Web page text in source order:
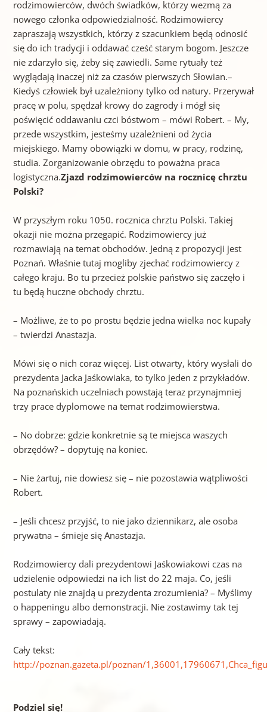
rodzimowierców, dwóch świadków, którzy wezmą za
nowego członka odpowiedzialność. Rodzimowiercy
zapraszają wszystkich, którzy z szacunkiem będą odnosić
się do ich tradycji i oddawać cześć starym bogom. Jeszcze
nie zdarzyło się, żeby się zawiedli. Same rytuały też
wyglądają inaczej niż za czasów pierwszych Słowian.–
Kiedyś człowiek był uzależniony tylko od natury. Przerywał
pracę w polu, spędzał krowy do zagrody i mógł się
poświęcić oddawaniu czci bóstwom – mówi Robert. – My,
przede wszystkim, jesteśmy uzależnieni od życia
miejskiego. Mamy obowiązki w domu, w pracy, rodzinę,
studia. Zorganizowanie obrzędu to poważna praca
logistyczna.Zjazd rodzimowierców na rocznicę chrztu
Polski?
W przyszłym roku 1050. rocznica chrztu Polski. Takiej
okazji nie można przegapić. Rodzimowiercy już
rozmawiają na temat obchodów. Jedną z propozycji jest
Poznań. Właśnie tutaj mogliby zjechać rodzimowiercy z
całego kraju. Bo tu przecież polskie państwo się zaczęło i
tu będą huczne obchody chrztu.
– Możliwe, że to po prostu będzie jedna wielka noc kupały
– twierdzi Anastazja.
Mówi się o nich coraz więcej. List otwarty, który wysłali do
prezydenta Jacka Jaśkowiaka, to tylko jeden z przykładów.
Na poznańskich uczelniach powstają teraz przynajmniej
trzy prace dyplomowe na temat rodzimowierstwa.
– No dobrze: gdzie konkretnie są te miejsca waszych
obrzędów? – dopytuję na koniec.
– Nie żartuj, nie dowiesz się – nie pozostawia wątpliwości
Robert.
– Jeśli chcesz przyjść, to nie jako dziennikarz, ale osoba
prywatna – śmieje się Anastazja.
Rodzimowiercy dali prezydentowi Jaśkowiakowi czas na
udzielenie odpowiedzi na ich list do 22 maja. Co, jeśli
postulaty nie znajdą u prezydenta zrozumienia? – Myślimy
o happeningu albo demonstracji. Nie zostawimy tak tej
sprawy – zapowiadają.
Cały tekst:
http://poznan.gazeta.pl/poznan/
Podziel się!